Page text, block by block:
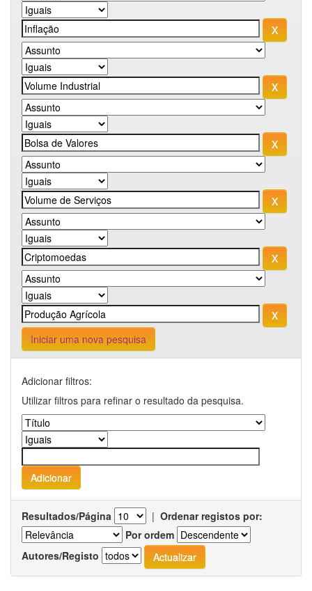
Iniciar uma nova pesquisa
Adicionar filtros:
Utilizar filtros para refinar o resultado da pesquisa.
Resultados/Página | Ordenar registos por:
Por ordem
Autores/Registo